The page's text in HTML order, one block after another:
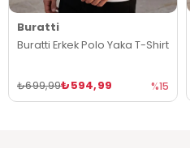
Buratti
Buratti Erkek Polo Yaka T-Shirt
₺594,99
₺699,99 %15